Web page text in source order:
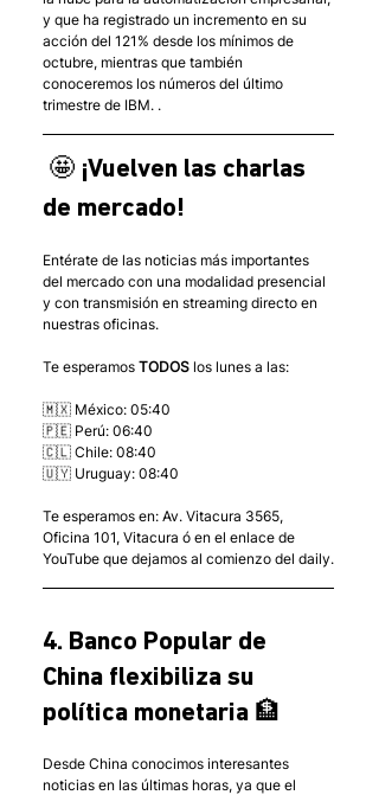
y que ha registrado un incremento en su
acción del 121% desde los mínimos de
octubre, mientras que también
conoceremos los números del último
trimestre de IBM. .
de mercado!
Entérate de las noticias más importantes
del mercado con una modalidad presencial
y con transmisión en streaming directo en
nuestras oficinas.
Te esperamos TODOS los lunes a las:
🇲🇽 México: 05:40
🇵🇪 Perú: 06:40
🇨🇱 Chile: 08:40
🇺🇾 Uruguay: 08:40
Te esperamos en: Av. Vitacura 3565,
Oficina 101, Vitacura ó en el enlace de
YouTube que dejamos al comienzo del daily.
4. Banco Popular de
China flexibiliza su
política monetaria 🏦
Desde China conocimos interesantes
noticias en las últimas horas, ya que el